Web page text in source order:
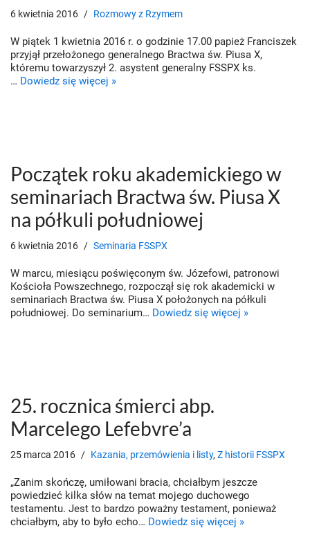
6 kwietnia 2016 Rozmowy z Rzymem
W piątek 1 kwietnia 2016 r. o godzinie 17.00 papież Franciszek
przyjął przełożonego generalnego Bractwa św. Piusa X,
któremu towarzyszył 2. asystent generalny FSSPX ks.
… Dowiedz się więcej »
Początek roku akademickiego w
seminariach Bractwa św. Piusa X
na półkuli południowej
6 kwietnia 2016 Seminaria FSSPX
W marcu, miesiącu poświęconym św. Józefowi, patronowi
Kościoła Powszechnego, rozpoczął się rok akademicki w
seminariach Bractwa św. Piusa X położonych na półkuli
południowej. Do seminarium… Dowiedz się więcej »
25. rocznica śmierci abp.
Marcelego Lefebvre’a
25 marca 2016 Kazania, przemówienia i listy, Z historii FSSPX
„Zanim skończę, umiłowani bracia, chciałbym jeszcze
powiedzieć kilka słów na temat mojego duchowego
testamentu. Jest to bardzo poważny testament, ponieważ
chciałbym, aby to było echo… Dowiedz się więcej »